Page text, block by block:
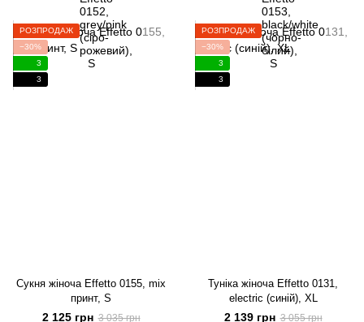
РОЗПРОДАЖ
−30%
3
3
Сукня жіноча Effetto 0155, mix
принт, S
2 125 грн 3 035 грн
РОЗПРОДАЖ
−30%
3
3
Туніка жіноча Effetto 0131,
electric (синій), XL
2 139 грн 3 055 грн